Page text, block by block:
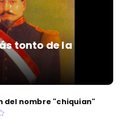
tonto de la
del nombre "chiquian"